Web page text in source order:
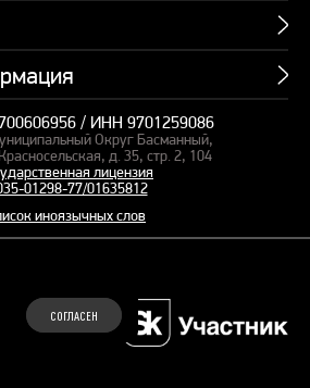
СОГЛАСЕН
технологии
/ ИНН 9701259086
Округ Басманный,
д. 35, стр. 2, 104
лицензия
01298-77/01635812
иноязычных слов
и Слайд